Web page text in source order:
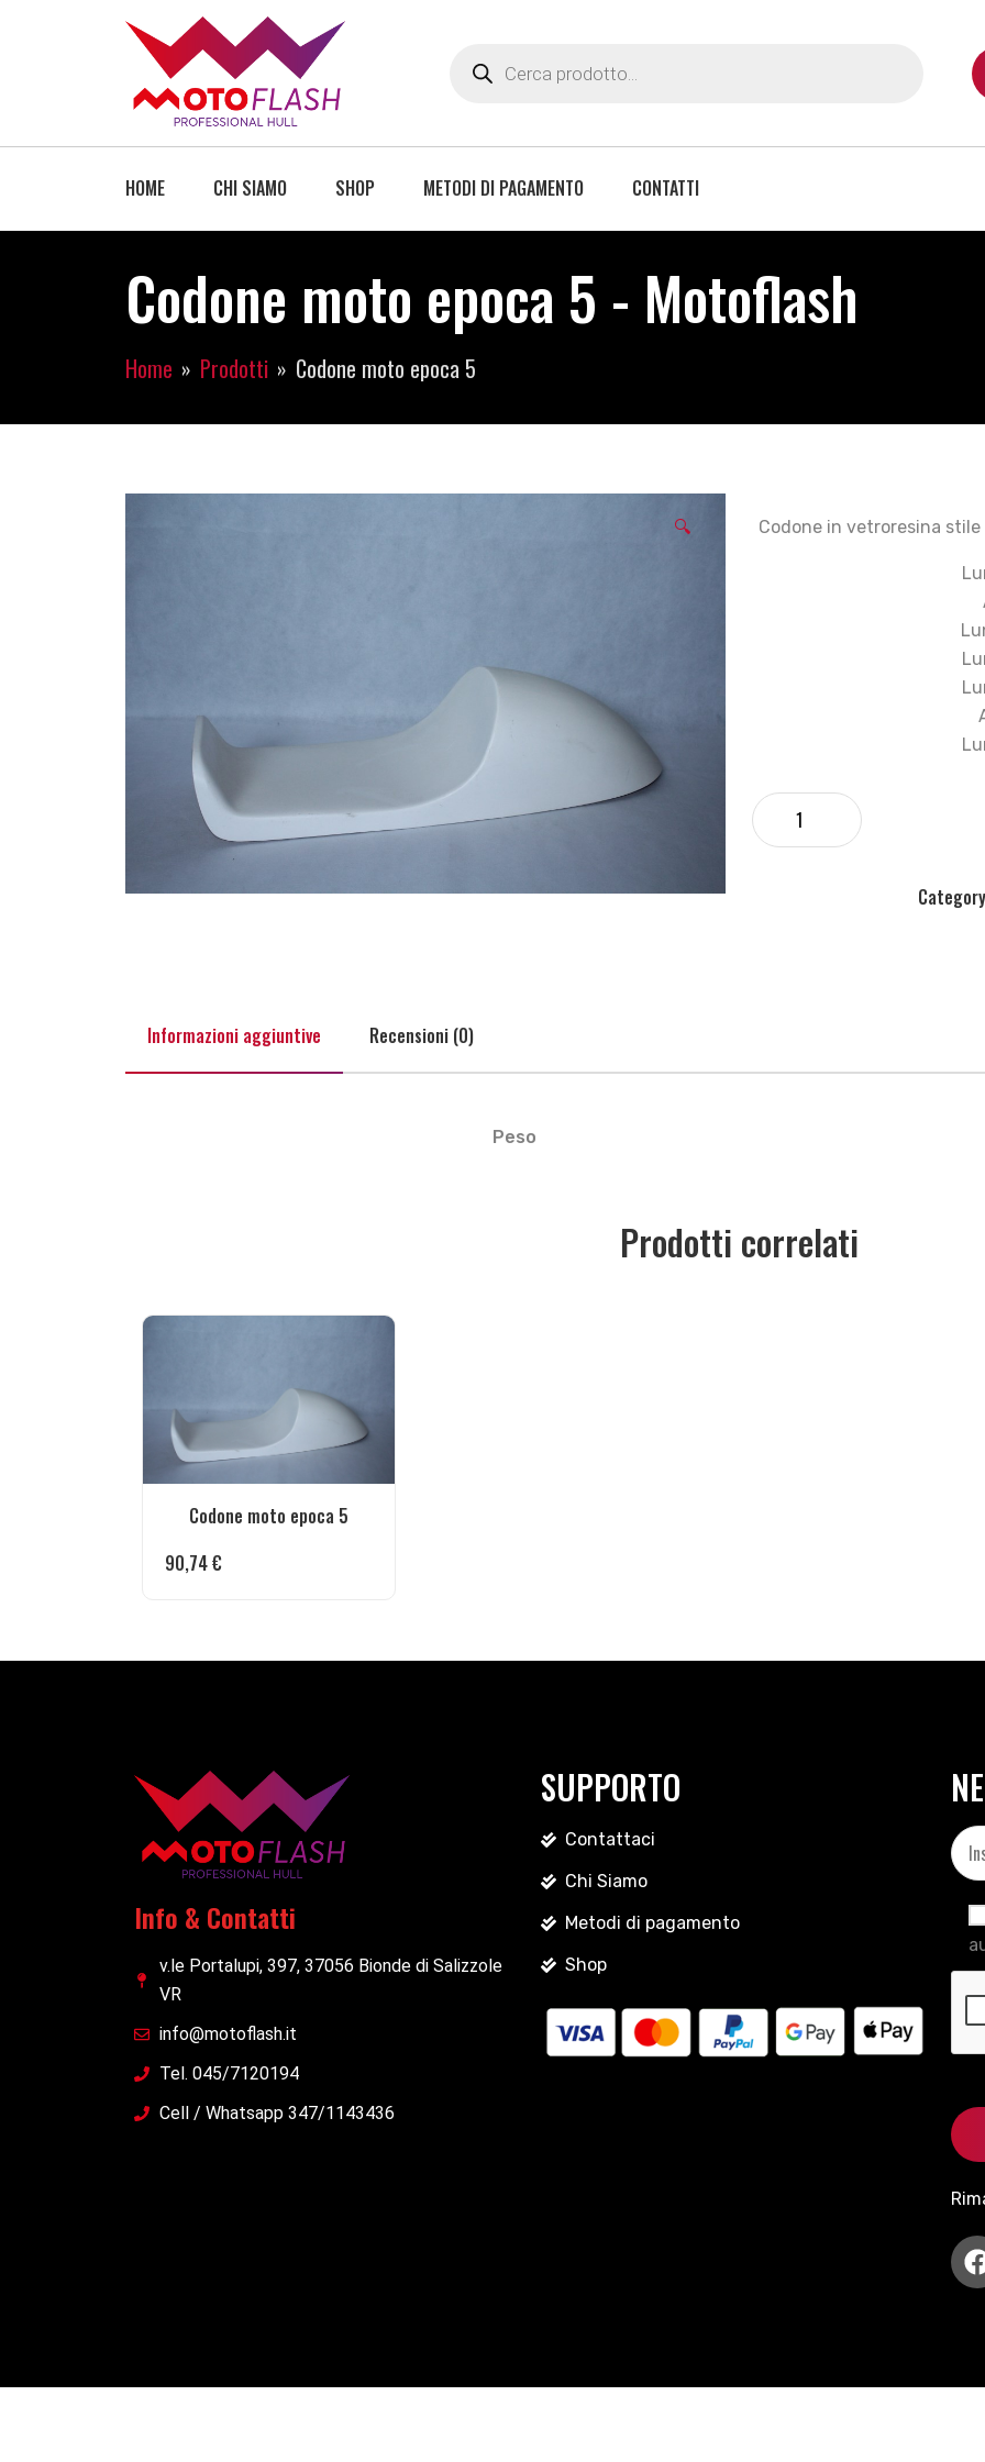
HOME CHI SIAMO SHOP METODI DI PAGAMENTO CONTATTI
Codone moto epoca 5 - Motoflash
Home Prodotti Codone moto epoca 5
🔍 Codone in vetroresina
Informazioni aggiuntive Recensioni (0)
Peso
Prodotti correlati
Codone moto epoca 5
90,74€
Info & Contatti
v.le Portalupi, 397, 37056 Bionde di Salizzole
VR
info@motoflash.it
Tel. 045/7120194
Cell / Whatsapp 347/1143436
SUPPORTO
Contattaci
Chi Siamo
Metodi di pagamento
Shop